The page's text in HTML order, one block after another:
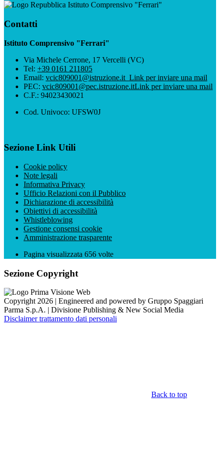
Istituto Comprensivo "Ferrari"
Contatti
Istituto Comprensivo "Ferrari"
Via Michele Cerrone, 17 Vercelli (VC)
Tel: +39 0161 211805
Email: vcic809001@istruzione.it Link per inviare una mail
PEC: vcic809001@pec.istruzione.itLink per inviare una mail
C.F.: 94023430021
Cod. Univoco: UFSW0J
Sezione Link Utili
Cookie policy
Note legali
Informativa Privacy
Ufficio Relazioni con il Pubblico
Dichiarazione di accessibilità
Obiettivi di accessibilità
Whistleblowing
Gestione consensi cookie
Amministrazione trasparente
Pagina visualizzata 656 volte
Sezione Copyright
Copyright 2026 | Engineered and powered by Gruppo Spaggiari
Parma S.p.A. | Divisione Publishing & New Social Media
Disclaimer trattamento dati personali
Back to top